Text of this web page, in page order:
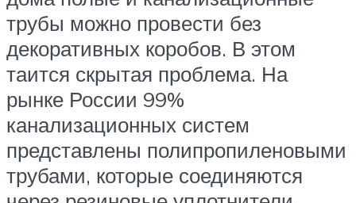
трубы можно провести без
декоративных коробов. В этом
таится скрытая проблема. На
рынке России 99%
канализационных систем
представлены полипропиленовыми
трубами, которые соединяются